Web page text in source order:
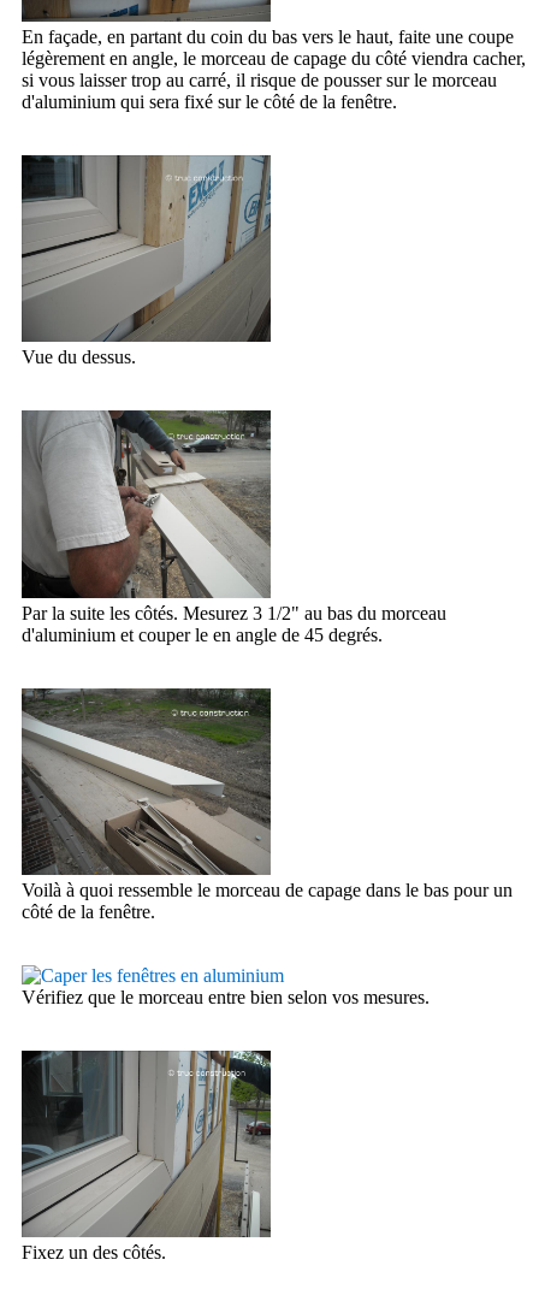
En façade, en partant du coin du bas vers le haut, faite une coupe
légèrement en angle, le morceau de capage du côté viendra cacher,
si vous laisser trop au carré, il risque de pousser sur le morceau
d'aluminium qui sera fixé sur le côté de la fenêtre.
Vue du dessus.
Par la suite les côtés. Mesurez 3 1/2" au bas du morceau
d'aluminium et couper le en angle de 45 degrés.
Voilà à quoi ressemble le morceau de capage dans le bas pour un
côté de la fenêtre.
Vérifiez que le morceau entre bien selon vos mesures.
Fixez un des côtés.